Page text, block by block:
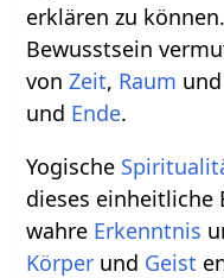
erklären zu
Bewusstsein
vonZeit, Raum und
und Ende.
Yogische
dieses einheitliche
wahre Erkenntnis
Körper und Geist